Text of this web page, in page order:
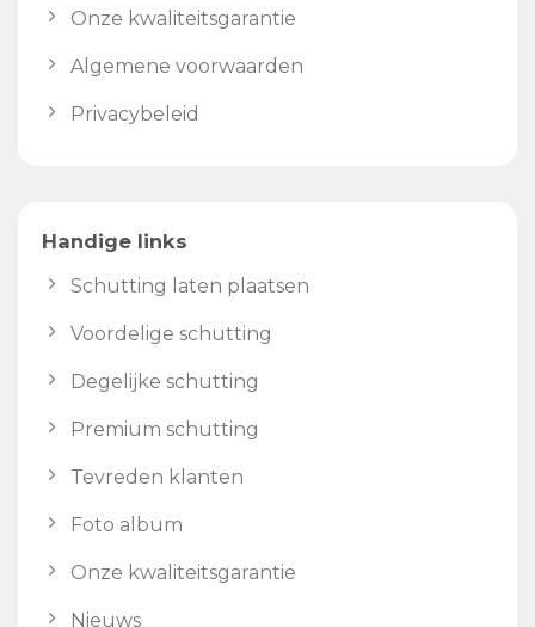
Onze kwaliteitsgarantie
Algemene voorwaarden
Privacybeleid
Handige links
Schutting laten plaatsen
Voordelige schutting
Degelijke schutting
Premium schutting
Tevreden klanten
Foto album
Onze kwaliteitsgarantie
Nieuws